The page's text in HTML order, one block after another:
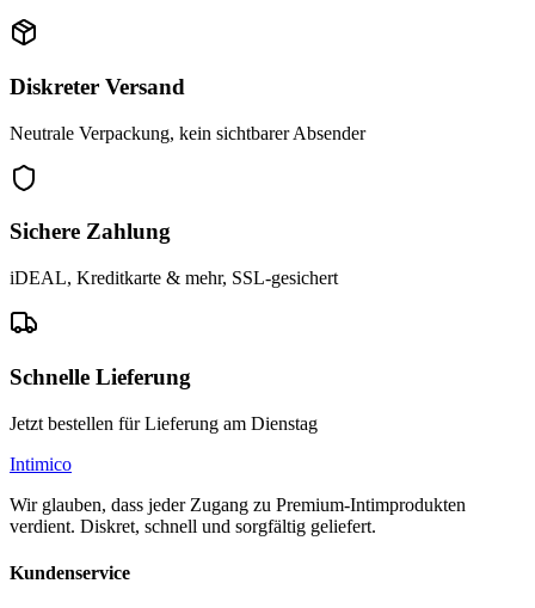
Diskreter Versand
Neutrale Verpackung, kein sichtbarer Absender
Sichere Zahlung
iDEAL, Kreditkarte & mehr, SSL-gesichert
Schnelle Lieferung
Jetzt bestellen für Lieferung am Dienstag
Intimico
Wir glauben, dass jeder Zugang zu Premium-Intimprodukten
verdient. Diskret, schnell und sorgfältig geliefert.
Kundenservice